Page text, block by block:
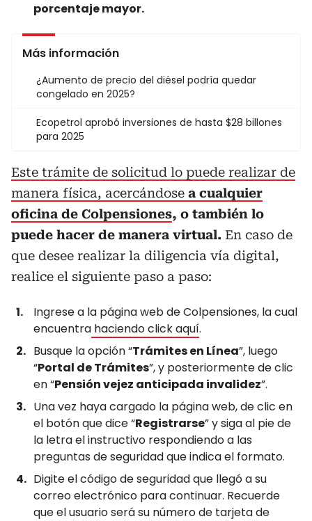
porcentaje mayor.
Más información
¿Aumento de precio del diésel podría quedar
congelado en 2025?
Ecopetrol aprobó inversiones de hasta $28 billones
para 2025
Este trámite de solicitud lo puede realizar de
manera física, acercándose a cualquier
oficina de Colpensiones, o también lo
puede hacer de manera virtual. En caso de
que desee realizar la diligencia vía digital,
realice el siguiente paso a paso:
Ingrese a la página web de Colpensiones, la cual
encuentra haciendo click aquí.
Busque la opción “Trámites en Línea”, luego
“Portal de Trámites”, y posteriormente de clic
en “Pensión vejez anticipada invalidez”.
Una vez haya cargado la página web, de clic en
el botón que dice “Registrarse” y siga al pie de
la letra el instructivo respondiendo a las
preguntas de seguridad que indica el formato.
Digite el código de seguridad que llegó a su
correo electrónico para continuar. Recuerde
que el usuario será su número de tarjeta de